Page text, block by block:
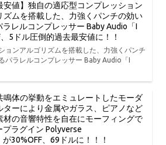
安値】独自の適応型コンプレッション
ズムを搭載した、力強くパンチの効い
レルコンプレッサー Baby Audio「I
5ドル圧倒的過去最安値に！！
ョンアルゴリズムを搭載した、力強くパンチ
パラレルコンプレッサー Baby Audio「I
鳴体の挙動をエミュレートしたモーダ
ターにより金属やガラス、ピアノなど
材の音響特性を自在にモーフィングで
ラグイン Polyverse
30%OFF、69ドルに！！！